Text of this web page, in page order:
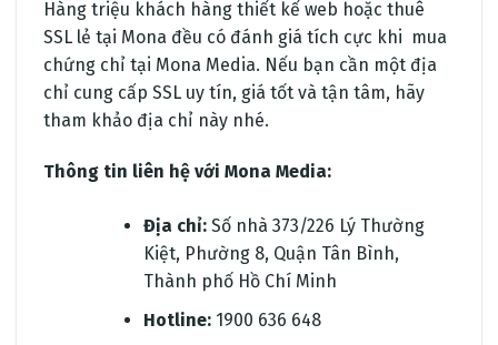
Hàng triệu khách hàng thiết kế web hoặc thuê
SSL lẻ tại Mona đều có đánh giá tích cực khi mua
chứng chỉ tại Mona Media. Nếu bạn cần một địa
chỉ cung cấp SSL uy tín, giá tốt và tận tâm, hãy
tham khảo địa chỉ này nhé.
Thông tin liên hệ với Mona Media:
Địa chỉ:Số nhà 373/226 Lý Thường
Kiệt, Phường 8, Quận Tân Bình,
Thành phố Hồ Chí Minh
Hotline:1900 636 648